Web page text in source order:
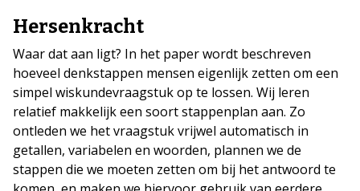
Hersenkracht
Waar dat aan ligt? In het paper wordt beschreven
hoeveel denkstappen mensen eigenlijk zetten om een
simpel wiskundevraagstuk op te lossen. Wij leren
relatief makkelijk een soort stappenplan aan. Zo
ontleden we het vraagstuk vrijwel automatisch in
getallen, variabelen en woorden, plannen we de
stappen die we moeten zetten om bij het antwoord te